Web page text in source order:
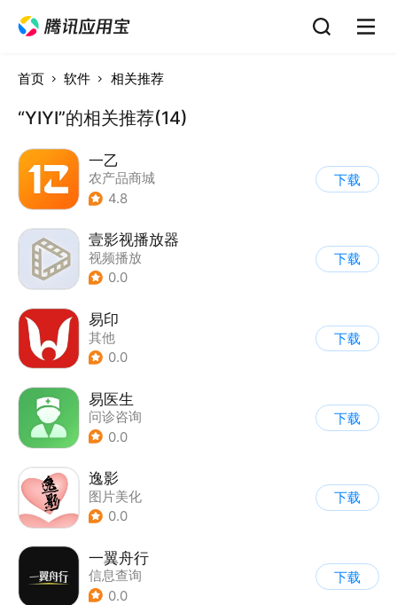
首页 软件 相关推荐
“YIYI”的相关推荐(14)
一乙
农产品商城
4.8
下载
壹影视播放器
视频播放
0.0
下载
易印
其他
0.0
下载
易医生
问诊咨询
0.0
下载
逸影
图片美化
0.0
下载
一翼舟行
信息查询
0.0
下载